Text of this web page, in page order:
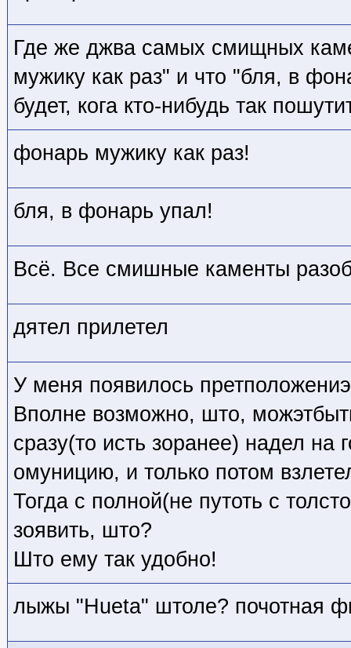
Где же джва самых смищных
мужику как раз" и что "бля, в
будет, кога кто-нибудь так
фонарь мужику как раз!
бля, в фонарь упал!
Всё. Все смишные каменты
дятел прилетел
У меня появилось
Вполне возможно, што,
сразу(то исть зоранее) надел на
омуницию, и только потом
Тогда с полной(не путоть с
зоявить, што?
Што ему так удобно!
лыжы "Hueta" штоле? почотная